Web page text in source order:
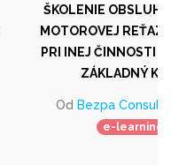
ŠKOLENIE
MOTOROVEJ
PRI INEJ ČINNOSTI
ZÁKLADNÝ
Od Bezpa Consult
e-learning